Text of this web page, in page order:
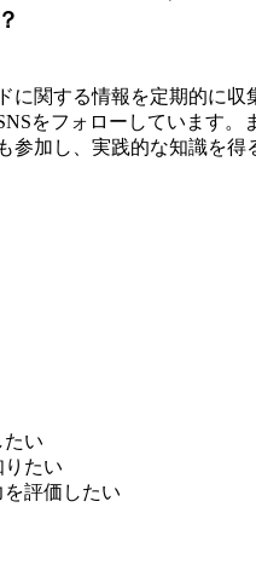
に関する情報を定期的に収
をフォローしています。
参加し、実践的な知識を得
い
たい
評価したい